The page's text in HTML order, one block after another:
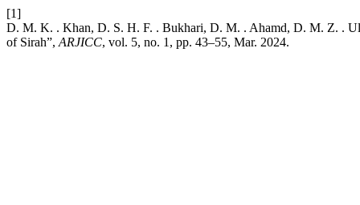
[1]
D. M. K. . Khan, D. S. H. F. . Bukhari, D. M. . Ahamd, D. M. Z. .
of Sirah”, ARJICC, vol. 5, no. 1, pp. 43–55, Mar. 2024.